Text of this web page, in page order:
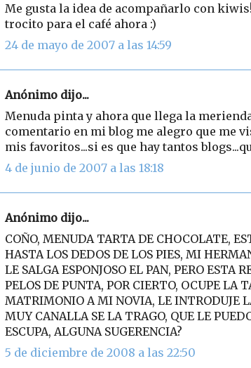
Me gusta la idea de acompañarlo con
trocito para el café ahora :)
24 de mayo de 2007 a las 14:59
Anónimo dijo...
Menuda pinta y ahora que llega la
comentario en mi blog me alegro que me
mis favoritos...si es que hay tantos
4 de junio de 2007 a las 18:18
Anónimo dijo...
COÑO, MENUDA TARTA DE CHOCOLATE,
HASTA LOS DEDOS DE LOS PIES, MI
LE SALGA ESPONJOSO EL PAN, PERO ESTA
PELOS DE PUNTA, POR CIERTO, OCUPE LA
MATRIMONIO A MI NOVIA, LE INTRODUJE
MUY CANALLA SE LA TRAGO, QUE LE
ESCUPA, ALGUNA SUGERENCIA?
5 de diciembre de 2008 a las 22:50